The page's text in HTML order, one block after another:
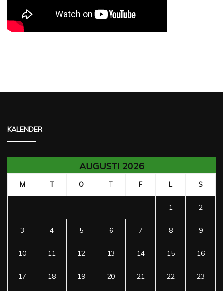
KALENDER
AUGUSTI 2026
M T O T F L S
1 2
3 4 5 6 7 8 9
10 11 12 13 14 15 16
17 18 19 20 21 22 23